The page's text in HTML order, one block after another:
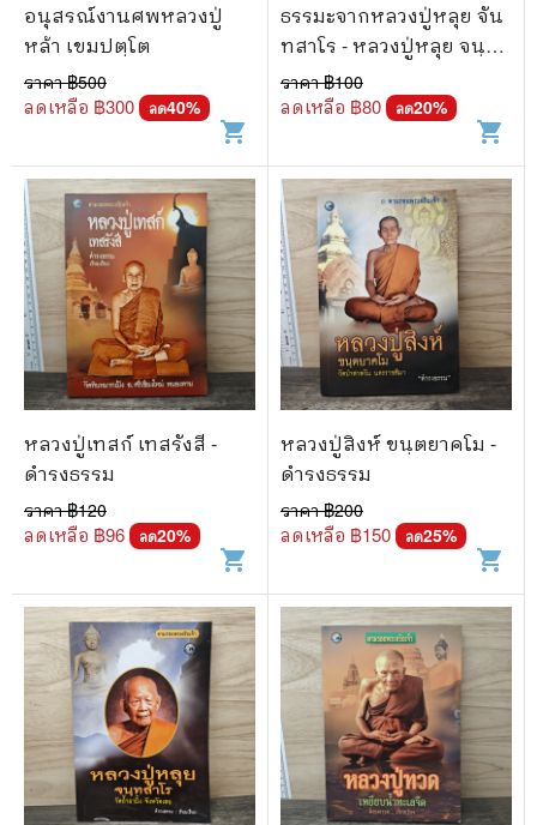
อนุสรณ์งานศพหลวงปู่
หล้า เขมปตฺโต
ราคา ฿500
ลดเหลือ ฿300 ลด40%
shopping_cart
ธรรมะจากหลวงปู่หลุย จัน
ทสาโร - หลวงปู่หลุย จนฺ
ทสาโร
ราคา ฿100
ลดเหลือ ฿80 ลด20%
shopping_cart
หลวงปู่เทสก์ เทสรังสี -
ดำรงธรรม
ราคา ฿120
ลดเหลือ ฿96 ลด20%
shopping_cart
หลวงปู่สิงห์ ขนฺตยาคโม -
ดำรงธรรม
ราคา ฿200
ลดเหลือ ฿150 ลด25%
shopping_cart